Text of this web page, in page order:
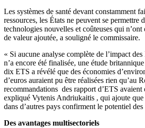
Les systèmes de santé devant constamment
ressources, les États ne peuvent se permettre
technologies nouvelles et coûteuses qui n’ont
de valeur ajoutée, a souligné le commissaire.
« Si aucune analyse complète de l’impact
n’a encore été finalisée, une étude
dix ETS a révélé que des économies
d’euros auraient pu être réalisées rien qu’au
recommandations des rapport d’ETS avaient
expliqué Vytenis Andriukaitis , qui ajoute que
dans d’autres pays confirment le potentiel
Des avantages multisectoriels